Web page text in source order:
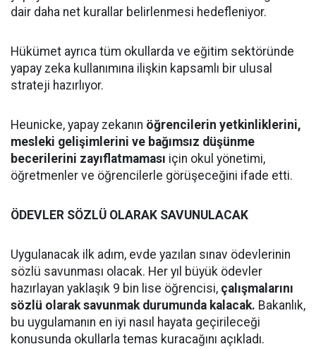
dair daha net kurallar belirlenmesi hedefleniyor.
Hükümet ayrıca tüm okullarda ve eğitim sektöründe
yapay zeka kullanımına ilişkin kapsamlı bir ulusal
strateji hazırlıyor.
Heunicke, yapay zekanın öğrencilerin yetkinliklerini,
mesleki gelişimlerini ve bağımsız düşünme
becerilerini zayıflatmaması için okul yönetimi,
öğretmenler ve öğrencilerle görüşeceğini ifade etti.
ÖDEVLER SÖZLÜ OLARAK SAVUNULACAK
Uygulanacak ilk adım, evde yazılan sınav ödevlerinin
sözlü savunması olacak. Her yıl büyük ödevler
hazırlayan yaklaşık 9 bin lise öğrencisi, çalışmalarını
sözlü olarak savunmak durumunda kalacak. Bakanlık,
bu uygulamanın en iyi nasıl hayata geçirileceği
konusunda okullarla temas kuracağını açıkladı.